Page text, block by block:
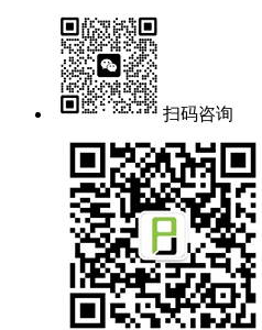
扫码咨询